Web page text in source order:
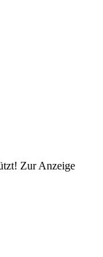
Zur Anzeige